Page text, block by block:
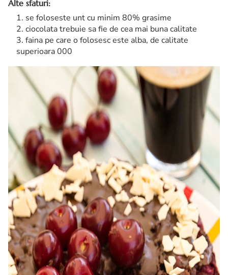
Alte sfaturi:
se foloseste unt cu minim 80% grasime
ciocolata trebuie sa fie de cea mai buna calitate
faina pe care o folosesc este alba, de calitate
superioara 000